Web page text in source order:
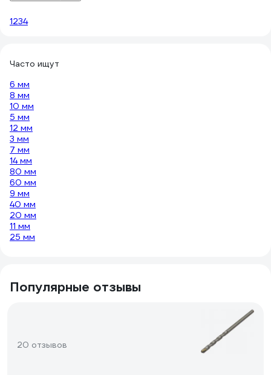
1234
Часто ищут
6 мм
8 мм
10 мм
5 мм
12 мм
3 мм
7 мм
14 мм
80 мм
60 мм
9 мм
40 мм
20 мм
11 мм
25 мм
Популярные отзывы
20 отзывов